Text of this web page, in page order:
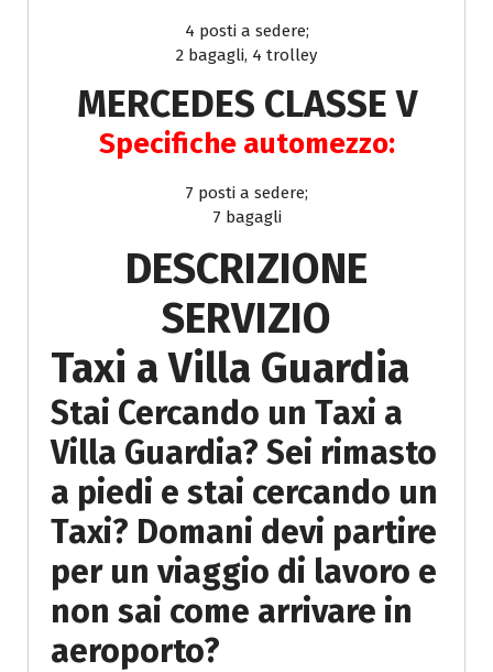
4 posti a sedere;
2 bagagli, 4 trolley
MERCEDES CLASSE V
Specifiche automezzo:
7 posti a sedere;
7 bagagli
DESCRIZIONE
SERVIZIO
Taxi a Villa Guardia
Stai Cercando un Taxi a
Villa Guardia? Sei rimasto
a piedi e stai cercando un
Taxi? Domani devi partire
per un viaggio di lavoro e
non sai come arrivare in
aeroporto?